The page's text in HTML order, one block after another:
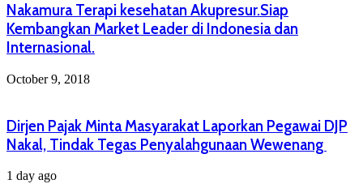
Nakamura Terapi kesehatan Akupresur.Siap
Kembangkan Market Leader di Indonesia dan
Internasional.
October 9, 2018
Dirjen Pajak Minta Masyarakat Laporkan Pegawai DJP
Nakal, Tindak Tegas Penyalahgunaan Wewenang
1 day ago